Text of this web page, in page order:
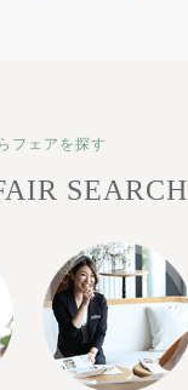
フェアを探す
SEARCH